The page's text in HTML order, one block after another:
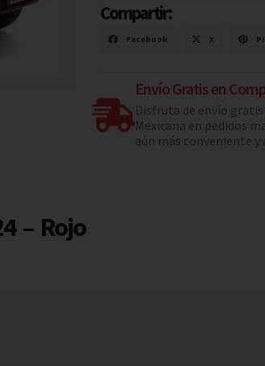
Compartir:
Facebook X
Envío Gratis en
Disfruta de envío
Mexicana en pedidos
aún más conveniente y
– Rojo